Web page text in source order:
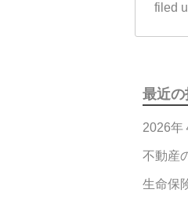
filed
最近の
2026年
不動産
生命保